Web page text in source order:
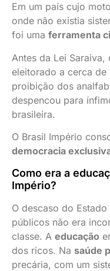
Em um país cujo
onde não existia
foi uma ferramenta
Antes da Lei
eleitorado a cerca de
proibição dos
despencou para
brasileira.
O Brasil Império
democracia
Como era a
Império?
O descaso do
públicos não era
classe. A educação
dos ricos. Na saúde
precária, com um